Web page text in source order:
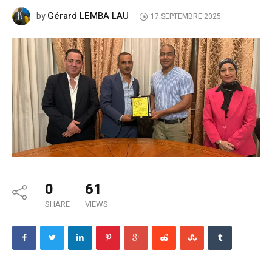
byGérard LEMBA LAU 17 SEPTEMBRE 2025
0
SHARE
61
VIEWS